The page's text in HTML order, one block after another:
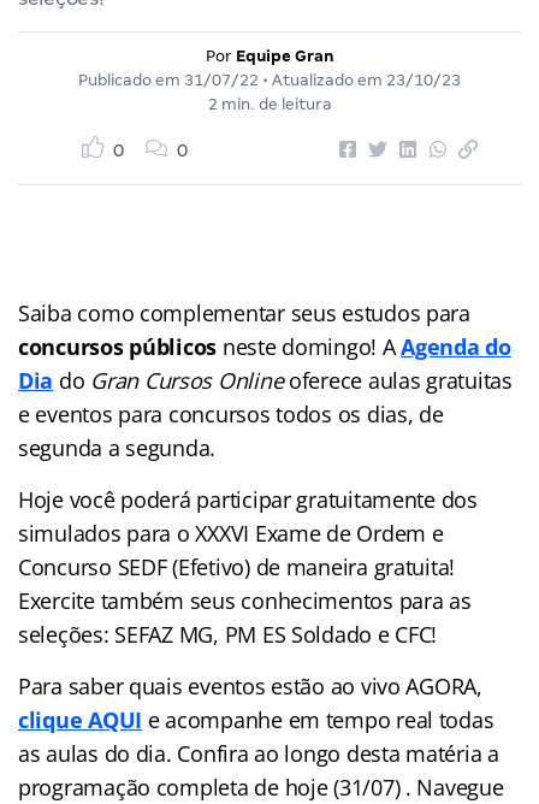
Por Equipe Gran
Publicado em 31/07/22 • Atualizado em 23/10/23
2 min. de leitura
0 0
Saiba como complementar seus estudos para
concursos públicos neste domingo! AAgenda do
Dia do Gran Cursos Onlineoferece aulas gratuitas
e eventos para concursos todos os dias, de
segunda a segunda.
Hoje você poderá participar gratuitamente dos
simulados para o XXXVI Exame de Ordem e
Concurso SEDF (Efetivo) de maneira gratuita!
Exercite também seus conhecimentos para as
seleções: SEFAZ MG, PM ES Soldado e CFC!
Para saber quais eventos estão ao vivo AGORA,
clique AQUI e acompanhe em tempo real todas
as aulas do dia. Confira ao longo desta matéria a
programação completa de hoje (31/07) . Navegue